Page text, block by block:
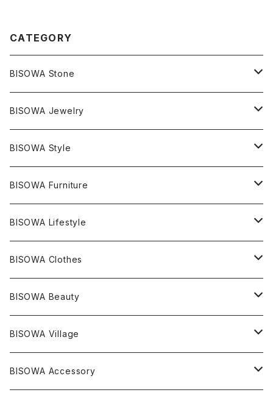
CATEGORY
BISOWA Stone
マスタークリスタル / 水晶
エレスチャル
ライトニング
ツインソウル
メタモルフォーゼス
石の種類別
アメジスト
アクアマリン
デュモルチェライト
産地別
ヒマラヤ
ブラジル
BISOWA Jewelry
ネックレス／ペンダント
宇佐美聖子
絹麻 ~kenma~
ピアス
宇佐美聖子
Others
ブレスレット
宇佐美聖子
Others
リング
サンキャッチャー
ヘアアクセサリー
イヤリング
BISOWA Style
ONE PIECE
ヘンプ
オーガニックコットン
PANTS
ヘンプ
オーガニックコットン
T-SHIRT
オーガニックコットン
ヘンプコットン
leggings
ヘンプ
オーガニックコットン
Others
ヘンプ
Underwear
BISOWA Furniture
のるすく
BISOWA Lifestyle
Music
宇佐美聖子
Niceness Music
浄化アイテム
Cosmic Hemp 麻炭
セージ
オラクルカード
キャンドル
BISOWA Clothes
麻
絹
Others
BISOWA Beauty
ヘンプオイル
BISOWA Village
Bisowa Club Room
BISOWA Accessory